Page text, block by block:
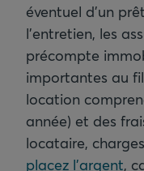
éventuel d’un
l'entretien, les
précompte
importantes au
location
année) et des
locataire,
placez l’argent,